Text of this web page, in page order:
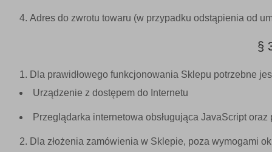
Adres do zwrotu towaru (w przypadku odstąpienia od
§
Dla prawidłowego funkcjonowania Sklepu potrzebne
Urządzenie z dostępem do Internetu
Przeglądarka internetowa obsługująca JavaScript oraz
Dla złożenia zamówienia w Sklepie, poza wymogami